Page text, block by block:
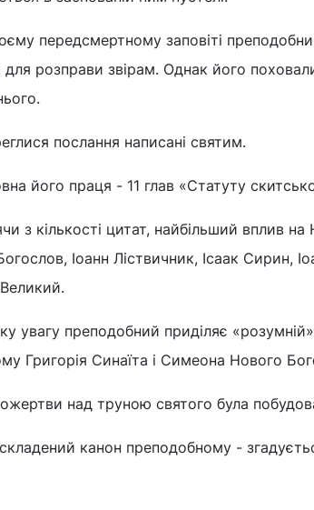
передсмертному заповіті
для розправи звірам. Однак його
послання написані святим.
його праця - 11 глав «Статуту
з кількості цитат, найбільший вплив
Іоанн Ліствичник, Ісаак Сирин,
увагу преподобний приділяє
Григорія Синаїта і Симеона Нового
над труною святого була
канон преподобному -